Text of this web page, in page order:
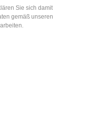
Sie sich damit
gemäß unseren